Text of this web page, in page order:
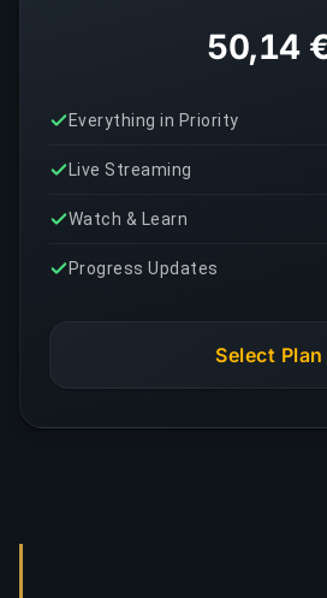
50,14
Everything in Priority
Live Streaming
Watch & Learn
Progress Updates
Select Plan